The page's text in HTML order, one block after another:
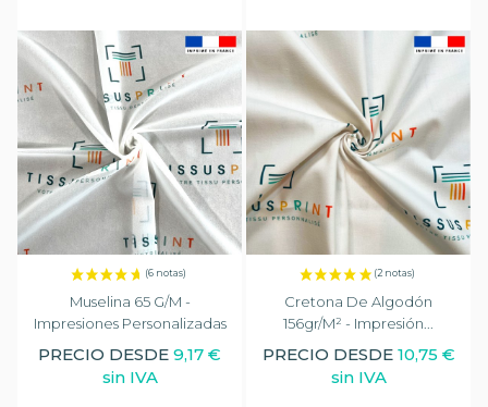
(1 nota)
Muselina 65 G/m -
Impresiones Personalizadas
PRECIO DESDE 9,17 €
sin IVA
Cretona De Algodón
156gr/m² - Impresión...
PRECIO DESDE 10,75 €
sin IVA